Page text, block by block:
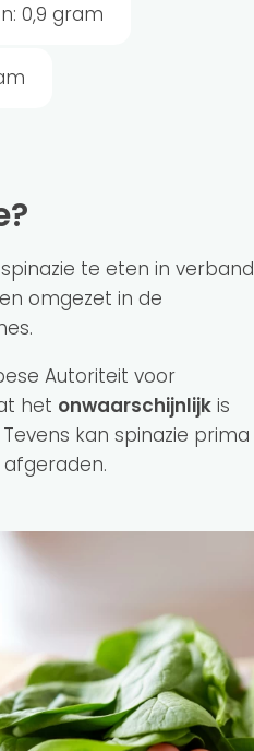
0,9 gram
te eten in verband
omgezet in de
Autoriteit voor
het onwaarschijnlijk is
Tevens kan spinazie prima